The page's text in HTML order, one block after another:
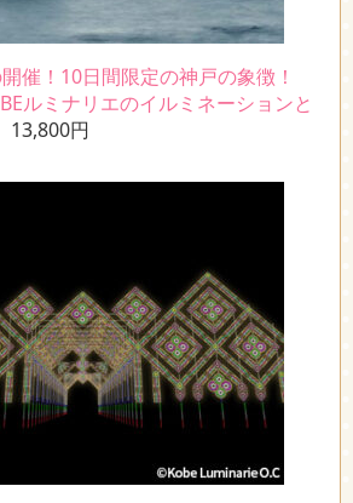
催！10日間限定の神戸の象徴！
ルミナリエのイルミネーションと
13,800円